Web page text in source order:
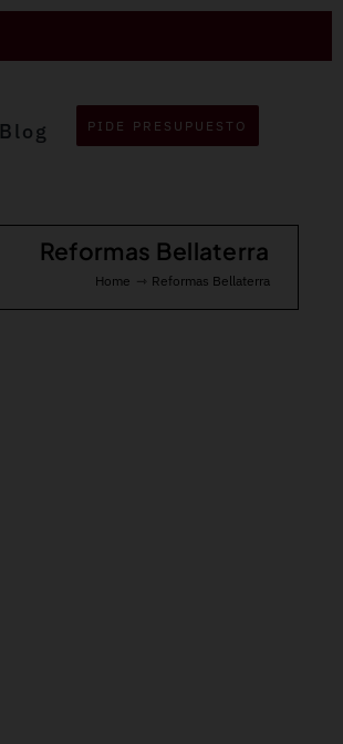
Blog PIDE PRESUPUESTO
Reformas Bellaterra
Home Reformas Bellaterra